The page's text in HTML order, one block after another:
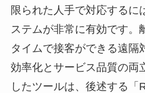
限られた人手で対応するに
ステムが非常に有効です。
タイムで接客ができる遠隔
効率化とサービス品質の両
したツールは、後述する「